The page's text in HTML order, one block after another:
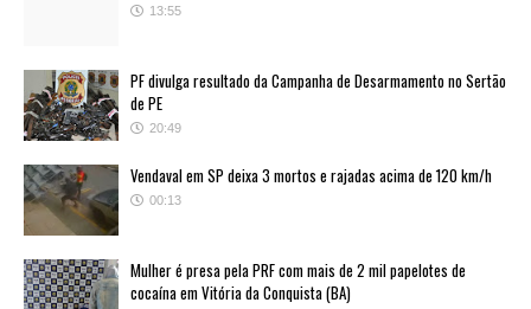
13:55
PF divulga resultado da Campanha de Desarmamento no Sertão
de PE
20:49
Vendaval em SP deixa 3 mortos e rajadas acima de 120 km/h
00:13
Mulher é presa pela PRF com mais de 2 mil papelotes de
cocaína em Vitória da Conquista (BA)